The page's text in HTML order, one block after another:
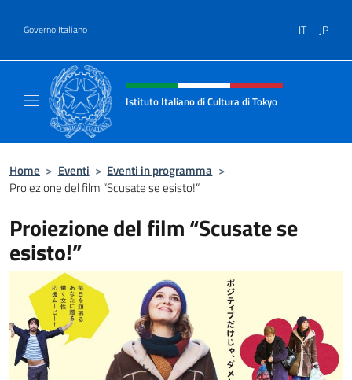
Governo Italiano IT JP
Intestazione sito, social e menù
Istituto Italiano di Cultura di Tokyo
Home > Eventi > Eventi in programma >
Proiezione del film “Scusate se esisto!”
Proiezione del film “Scusate se
esisto!”